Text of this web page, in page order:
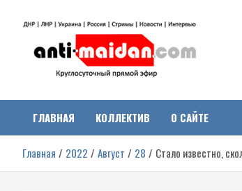
Антимайдан:
Гражданская
Украине
о гражданской войне на Украине, включая события
ДНР, ЛНР и других регионах.
ГЛАВНАЯ КОЛЛЕКТИВ О САЙТЕ
Главная 2022 Август 28 Стало известно,